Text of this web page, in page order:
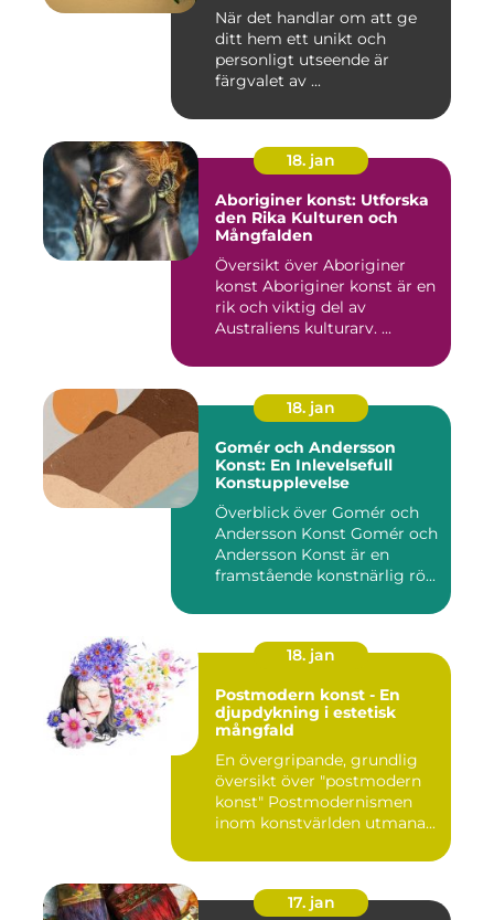
När det handlar om att ge
ditt hem ett unikt och
personligt utseende är
färgvalet av ...
18. jan
Aboriginer konst: Utforska
den Rika Kulturen och
Mångfalden
Översikt över Aboriginer
konst Aboriginer konst är en
rik och viktig del av
Australiens kulturarv. ...
18. jan
Gomér och Andersson
Konst: En Inlevelsefull
Konstupplevelse
Överblick över Gomér och
Andersson Konst Gomér och
Andersson Konst är en
framstående konstnärlig rö...
18. jan
Postmodern konst - En
djupdykning i estetisk
mångfald
En övergripande, grundlig
översikt över "postmodern
konst" Postmodernismen
inom konstvärlden utmana...
17. jan